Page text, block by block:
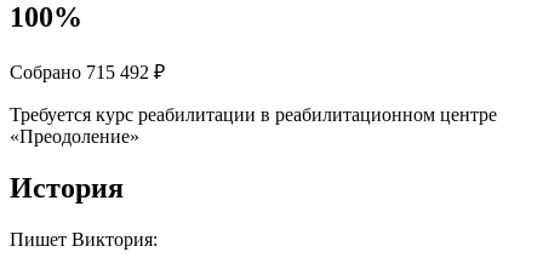
100%
Собрано 715 492 ₽
Требуется курс реабилитации в реабилитационном центре
«Преодоление»
История
Пишет Виктория: